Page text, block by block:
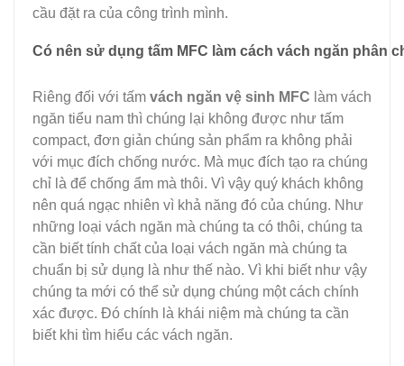
cầu đặt ra của công trình mình.
Có nên sử dụng tấm MFC làm cách vách ngăn phân
Riêng đối với tấm vách ngăn vệ sinh MFC làm vách
ngăn tiểu nam thì chúng lại không được như tấm
compact, đơn giản chúng sản phẩm ra không phải
với mục đích chống nước. Mà mục đích tạo ra chúng
chỉ là để chống ẩm mà thôi. Vì vậy quý khách không
nên quá ngạc nhiên vì khả năng đó của chúng. Như
những loại vách ngăn mà chúng ta có thôi, chúng ta
cần biết tính chất của loại vách ngăn mà chúng ta
chuẩn bị sử dụng là như thế nào. Vì khi biết như vậy
chúng ta mới có thể sử dụng chúng một cách chính
xác được. Đó chính là khái niệm mà chúng ta cần
biết khi tìm hiểu các vách ngăn.